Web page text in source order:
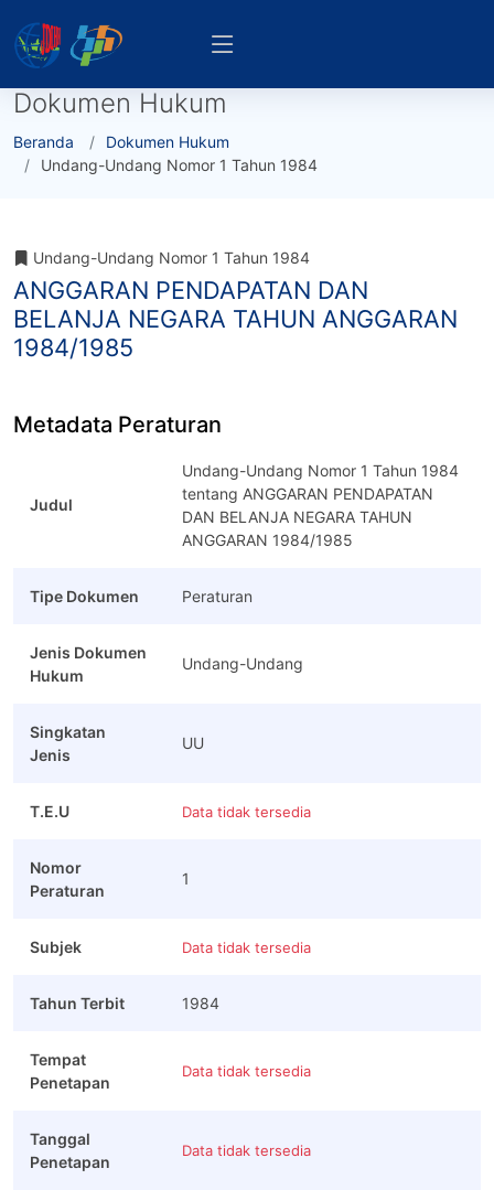
Dokumen Hukum
Beranda
Dokumen Hukum
Undang-Undang Nomor 1 Tahun 1984
Undang-Undang Nomor 1 Tahun 1984
ANGGARAN PENDAPATAN DAN
BELANJA NEGARA TAHUN ANGGARAN
1984/1985
Metadata Peraturan
Judul
Undang-Undang Nomor 1 Tahun 1984
tentang ANGGARAN PENDAPATAN
DAN BELANJA NEGARA TAHUN
ANGGARAN 1984/1985
Tipe Dokumen Peraturan
Jenis Dokumen
Hukum
Undang-Undang
Singkatan
Jenis
UU
T.E.U Data tidak tersedia
Nomor
Peraturan
1
Subjek Data tidak tersedia
Tahun Terbit 1984
Tempat
Penetapan
Data tidak tersedia
Tanggal
Penetapan
Data tidak tersedia